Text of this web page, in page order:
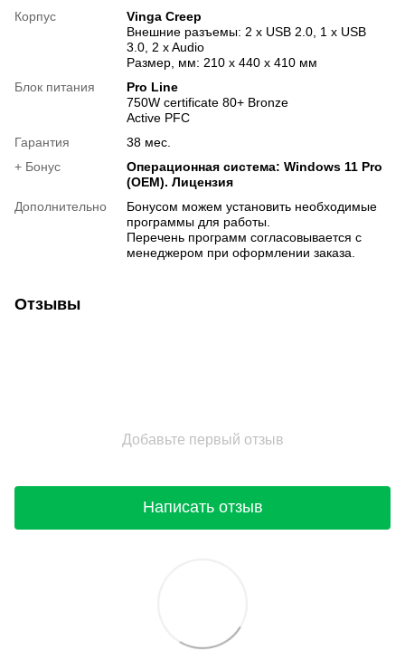
Корпус
Vinga Creep
Внешние разъемы: 2 x USB 2.0, 1 x USB
3.0, 2 x Audio
Размер, мм: 210 х 440 х 410 мм
Блок питания
Pro Line
750W certificate 80+ Bronze
Active PFC
Гарантия
38 мес.
+ Бонус
Операционная система: Windows 11 Pro
(OEM). Лицензия
Дополнительно
Бонусом можем установить необходимые
программы для работы.
Перечень программ согласовывается с
менеджером при оформлении заказа.
Отзывы
Добавьте первый отзыв
Написать отзыв